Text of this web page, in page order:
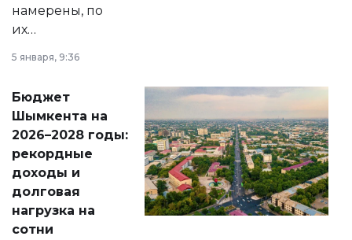
намерены, по
их
принести
народу
Венесуэлы.
5 января, 9:36
Бюджет
Шымкента на
2026–2028 годы:
рекордные
доходы и
долговая
нагрузка на
сотни